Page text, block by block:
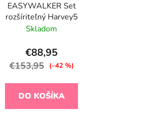
EASYWALKER Set
rozšíriteľný Harvey5
Skladom
€88,95
€153,95 (–42 %)
DO KOŠÍKA